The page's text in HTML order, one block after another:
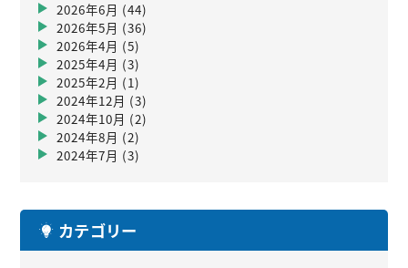
2026年6月 (44)
2026年5月 (36)
2026年4月 (5)
2025年4月 (3)
2025年2月 (1)
2024年12月 (3)
2024年10月 (2)
2024年8月 (2)
2024年7月 (3)
カテゴリー